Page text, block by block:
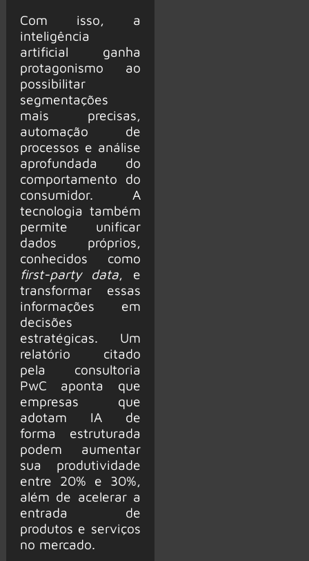
Com isso, a
inteligência
artificial ganha
protagonismo ao
possibilitar
segmentações
mais precisas,
automação de
processos e análise
aprofundada do
comportamento do
consumidor. A
tecnologia também
permite unificar
dados próprios,
conhecidos como
first-party data, e
transformar essas
informações em
decisões
estratégicas. Um
relatório citado
pela consultoria
PwC aponta que
empresas que
adotam IA de
forma estruturada
podem aumentar
sua produtividade
entre 20% e 30%,
além de acelerar a
entrada de
produtos e serviços
no mercado.